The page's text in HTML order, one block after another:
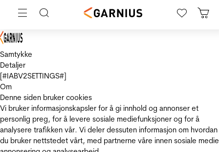
Samtykke
Detaljer
[#IABV2SETTINGS#]
Om
Denne siden bruker cookies
Vi bruker informasjonskapsler for å gi innhold og annonser et
personlig preg, for å levere sosiale mediefunksjoner og for å
analysere trafikken vår. Vi deler dessuten informasjon om hvordan
du bruker nettstedet vårt, med partnerne våre innen sosiale